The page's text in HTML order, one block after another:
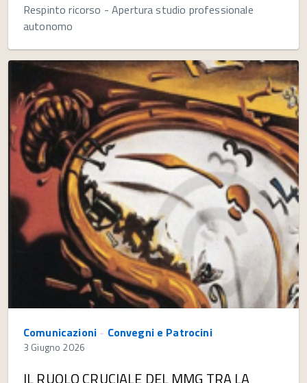
Respinto ricorso - Apertura studio professionale
autonomo
Comunicazioni - Convegni e Patrocini
3 Giugno 2026
IL RUOLO CRUCIALE DEL MMG TRA LA